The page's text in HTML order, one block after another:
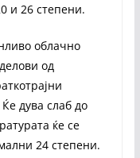
и 26 степени.
облачно
од
дува слаб до
ќе се
24 степени.